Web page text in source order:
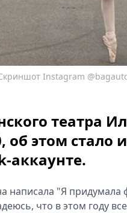
Instagram
театра
об этом стало
аккаунте.
написала "Я
что в этом году